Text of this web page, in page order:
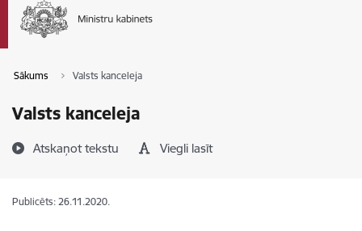
Sākums Valsts kanceleja
Valsts kanceleja
Atskaņot tekstu Viegli lasīt
Publicēts: 26.11.2020.